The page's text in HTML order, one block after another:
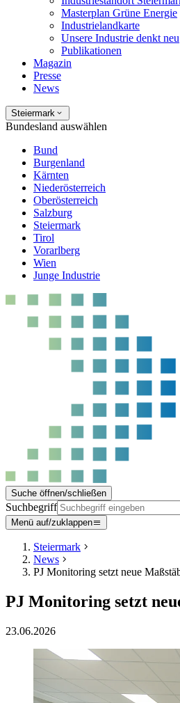
Masterplan Grüne Energie
Industrielandkarte
Unsere Industrie denkt neu
Publikationen
Magazin
Presse
News
Steiermark
Bundesland auswählen
Bund
Burgenland
Kärnten
Niederösterreich
Oberösterreich
Salzburg
Steiermark
Tirol
Vorarlberg
Wien
Junge Industrie
Suche öffnen/schließen
Suchbegriff
Menü auf/zuklappen
Steiermark
News
PJ Monitoring setzt neue
PJ Monitoring setzt
23.06.2026